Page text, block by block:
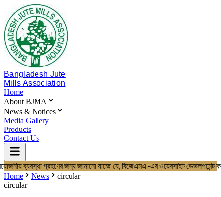
Bangladesh Jute
Mills Association
Home
About BJMA
News & Notices
Media Gallery
Products
Contact Us
Home
About BJMA
About Us
ব্যবস্থা গ্রহণের জন্য জানানো যাচ্ছে যে, বিজেএমএ -এর ওয়েবসাইট
Home News
circular
circular